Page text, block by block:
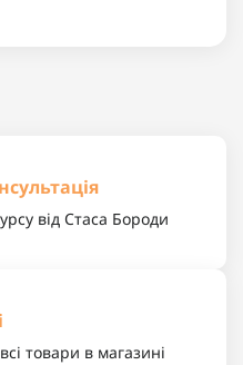
від Стаса Бороди
товари в магазині